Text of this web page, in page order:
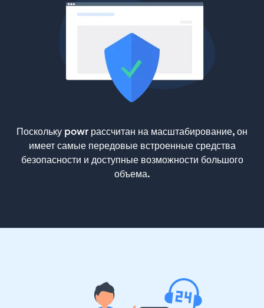
Поскольку powr рассчитан на масштабирование, он
имеет самые передовые встроенные средства
безопасности и доступные возможности большого
объема.